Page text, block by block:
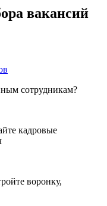
вакансий
сотрудникам?
кадровые
воронку,